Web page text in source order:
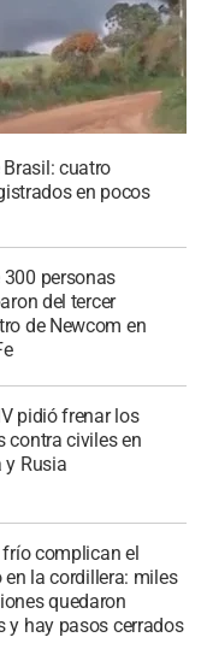
cuatro
en pocos
300 personas
del tercer
de Newcom en
pidió frenar los
contra civiles en
y Rusia
frío complican el
en la cordillera: miles
quedaron
y hay pasos cerrados